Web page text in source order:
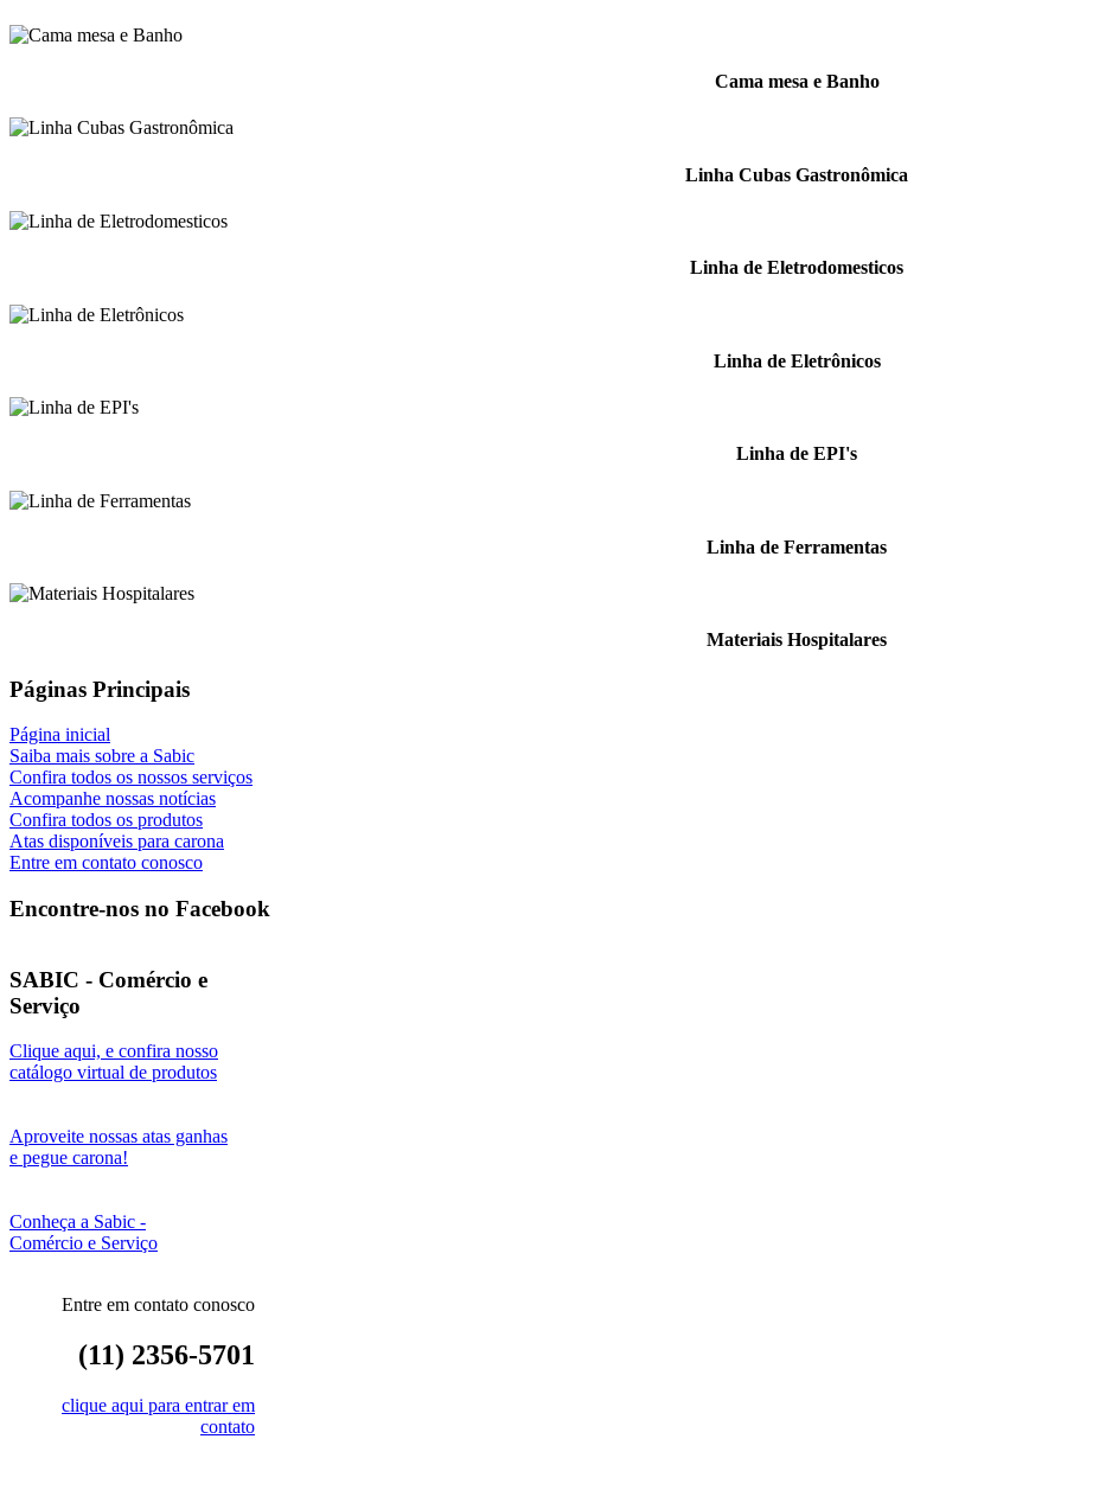
Cama mesa e Banho
Linha Cubas Gastronômica
Linha de Eletrodomesticos
Linha de Eletrônicos
Linha de EPI's
Linha de Ferramentas
Materiais Hospitalares
Páginas Principais
Página inicial
Saiba mais sobre a Sabic
Confira todos os nossos serviços
Acompanhe nossas notícias
Confira todos os produtos
Atas disponíveis para carona
Entre em contato conosco
Encontre-nos no Facebook
SABIC - Comércio e
Serviço
Clique aqui, e confira nosso
catálogo virtual de produtos
Aproveite nossas atas ganhas
e pegue carona!
Conheça a Sabic -
Comércio e Serviço
Entre em contato conosco
(11) 2356-5701
clique aqui para entrar em
contato